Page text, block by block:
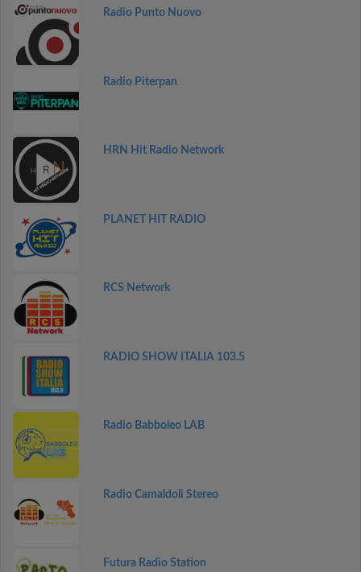
Radio Punto Nuovo
Radio Piterpan
HRN Hit Radio Network
PLANET HIT RADIO
RCS Network
RADIO SHOW ITALIA 103.5
Radio Babboleo LAB
Radio Camaldoli Stereo
Futura Radio Station